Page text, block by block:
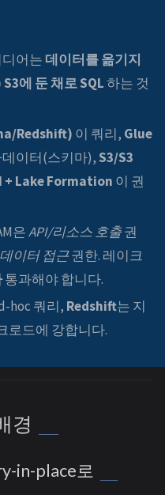
어는 데이터를 옮기지
에 둔 채로 SQL하는 것
Redshift) 이 쿼리, Glue
데이터(스키마),S3/S3
+ Lake Formation 이 권
은API/리소스 호출권
데이터 접근권한. 레이크
통과해야 합니다.
hoc 쿼리, Redshift는 지
로드에 강합니다.
경
in-place로